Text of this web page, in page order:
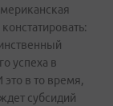
успеха в
в то время,
субсидий